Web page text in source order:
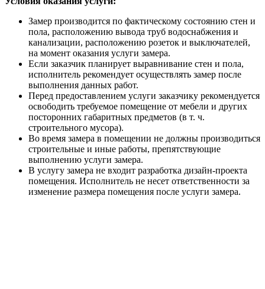
Замер производится по фактическому состоянию стен и
пола, расположению вывода труб водоснабжения и
канализации, расположению розеток и выключателей,
на момент оказания услуги замера.
Если заказчик планирует выравнивание стен и пола,
исполнитель рекомендует осуществлять замер после
выполнения данных работ.
Перед предоставлением услуги заказчику рекомендуется
освободить требуемое помещение от мебели и других
посторонних габаритных предметов (в т. ч.
строительного мусора).
Во время замера в помещении не должны производиться
строительные и иные работы, препятствующие
выполнению услуги замера.
В услугу замера не входит разработка дизайн-проекта
помещения. Исполнитель не несет ответственности за
изменение размера помещения после услуги замера.